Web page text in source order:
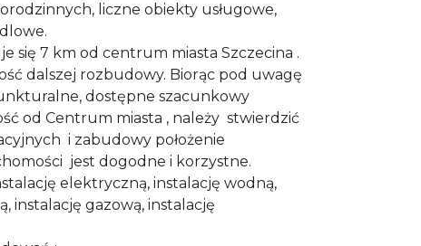
liczne obiekty usługowe,
się 7 km od centrum miasta Szczecina .
dalszej rozbudowy. Biorąc pod uwagę
dostępne szacunkowy
od Centrum miasta , należy stwierdzić
i zabudowy położenie
jest dogodne i korzystne.
elektryczną, instalację wodną,
instalację gazową, instalację